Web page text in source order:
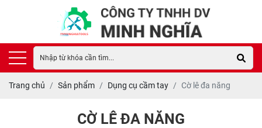
Trang chủ Sản phẩm Dụng cụ cầm tay Cờ lê đa năng
CỜ LÊ ĐA NĂNG